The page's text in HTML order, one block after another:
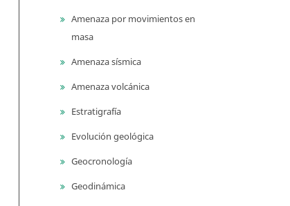
Amenaza por movimientos en
masa
Amenaza sísmica
Amenaza volcánica
Estratigrafía
Evolución geológica
Geocronología
Geodinámica